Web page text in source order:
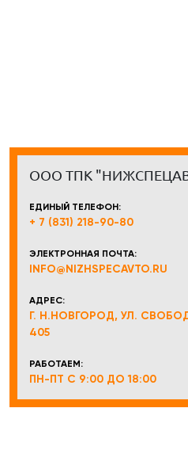
ООО ТПК
ЕДИНЫЙ ТЕЛЕФОН:
+ 7 (831) 218-90-80
ЭЛЕКТРОННАЯ ПОЧТА:
INFO@NIZHSPECAVTO.RU
АДРЕС:
Г. Н.НОВГОРОД, УЛ.
405
РАБОТАЕМ:
ПН-ПТ С 9:00 ДО 18:00